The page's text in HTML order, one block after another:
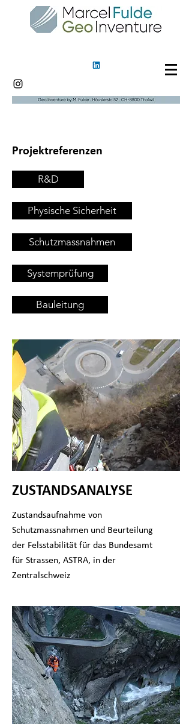
ZUSTANDSANALYSE
Zustandsaufnahme von
Schutzmassnahmen und Beurteilung
der Felsstabilität für das Bundesamt
für Strassen, ASTRA, in der
Zentralschweiz
Projektreferenzen
R&D
Physische Sicherheit
Schutzmassnahmen
Systemprüfung
Bauleitung